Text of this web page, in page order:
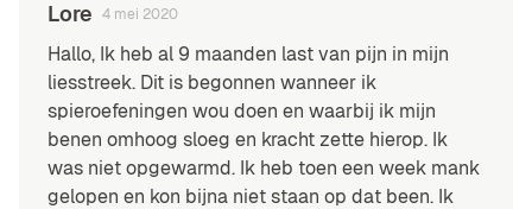
Lore 4 mei 2020
Hallo, Ik heb al 9 maanden last van pijn in mijn
liesstreek. Dit is begonnen wanneer ik
spieroefeningen wou doen en waarbij ik mijn
benen omhoog sloeg en kracht zette hierop. Ik
was niet opgewarmd. Ik heb toen een week mank
gelopen en kon bijna niet staan op dat been. Ik